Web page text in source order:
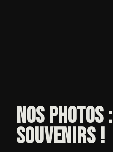
NOS PHOTOS :
SOUVENIRS !